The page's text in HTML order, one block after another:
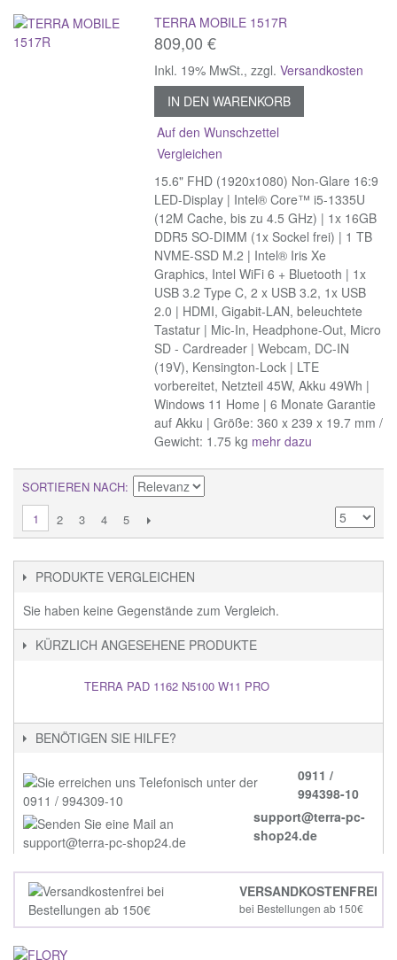
TERRA MOBILE 1517R
809,00 €
Inkl. 19% MwSt.,zzgl.Versandkosten
IN DEN WARENKORB
Auf den Wunschzettel
Vergleichen
15.6" FHD (1920x1080) Non-Glare 16:9
LED-Display | Intel® Core™ i5-1335U
(12M Cache, bis zu 4.5 GHz) | 1x 16GB
DDR5 SO-DIMM (1x Sockel frei) | 1 TB
NVME-SSD M.2 | Intel® Iris Xe
Graphics, Intel WiFi 6 + Bluetooth | 1x
USB 3.2 Type C, 2 x USB 3.2, 1x USB
2.0 | HDMI, Gigabit-LAN, beleuchtete
Tastatur | Mic-In, Headphone-Out, Micro
SD - Cardreader | Webcam, DC-IN
(19V), Kensington-Lock | LTE
vorbereitet, Netzteil 45W, Akku 49Wh |
Windows 11 Home | 6 Monate Garantie
auf Akku | Größe: 360 x 239 x 19.7 mm /
Gewicht: 1.75 kg mehr dazu
SORTIEREN NACH
1
2 3 4 5
PRODUKTE VERGLEICHEN
Sie haben keine Gegenstände zum Vergleich.
KÜRZLICH ANGESEHENE PRODUKTE
TERRA PAD 1162 N5100 W11 PRO
BENÖTIGEN SIE HILFE?
0911 /
994398-10
support@terra-pc-
shop24.de
VERSANDKOSTENFREI
bei Bestellungen ab 150€